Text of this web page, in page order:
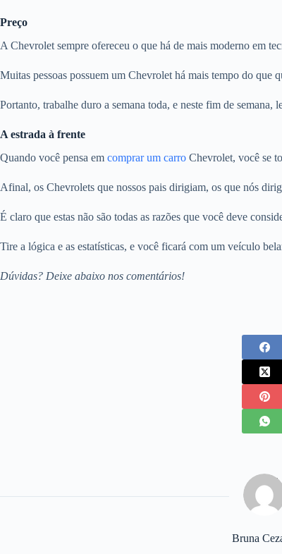
Preço
A Chevrolet sempre ofereceu o que há de mais moderno em
Muitas pessoas possuem um Chevrolet há mais tempo do que
Portanto, trabalhe duro a semana toda, e neste fim de semana,
A estrada à frente
Quando você pensa em comprar um carro Chevrolet, você se
Afinal, os Chevrolets que nossos pais dirigiam, os que nós
É claro que estas não são todas as razões que você deve
Tire a lógica e as estatísticas, e você ficará com um veículo
Dúvidas? Deixe abaixo nos comentários!
Bruna